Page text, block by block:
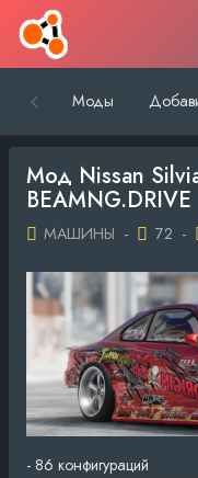
Моды
Мод Nissan
BEAMNG.DRIVE
МАШИНЫ - 72 -
- 86 конфигураций